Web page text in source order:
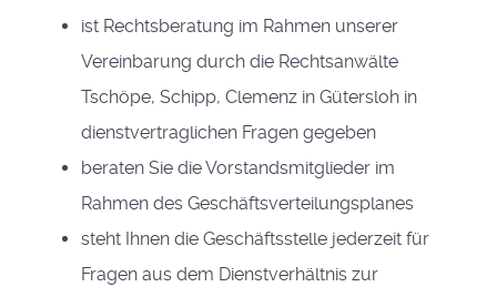
ist Rechtsberatung im Rahmen unserer
Vereinbarung durch die Rechtsanwälte
Tschöpe, Schipp, Clemenz in Gütersloh in
dienstvertraglichen Fragen gegeben
beraten Sie die Vorstandsmitglieder im
Rahmen des Geschäftsverteilungsplanes
steht Ihnen die Geschäftsstelle jederzeit für
Fragen aus dem Dienstverhältnis zur